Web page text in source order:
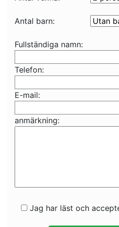
Antal barn:
Fullständiga namn:
Telefon:
E-mail:
anmärkning:
Jag har läst och